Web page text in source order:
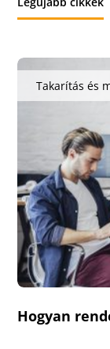
Takarítás és
Hogyan